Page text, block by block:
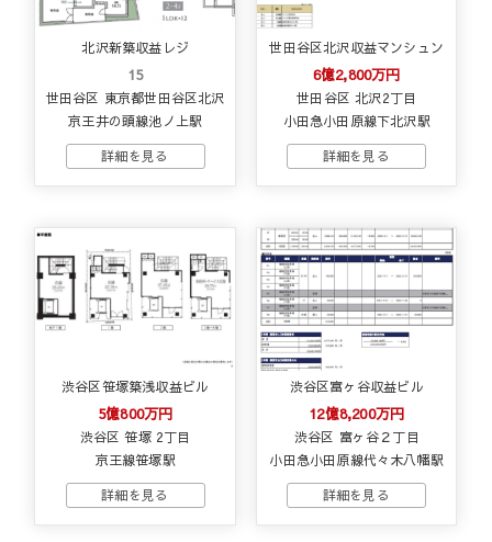
北沢新築収益レジ
15
世田谷区 東京都世田谷区北沢
京王井の頭線池ノ上駅
世田谷区北沢収益マンシュン
6億2,800万円
世田谷区 北沢2丁目
小田急小田原線下北沢駅
渋谷区笹塚築浅収益ビル
5億800万円
渋谷区 笹塚 2丁目
京王線笹塚駅
渋谷区富ヶ谷収益ビル
12億8,200万円
渋谷区 富ヶ谷２丁目
小田急小田原線代々木八幡駅